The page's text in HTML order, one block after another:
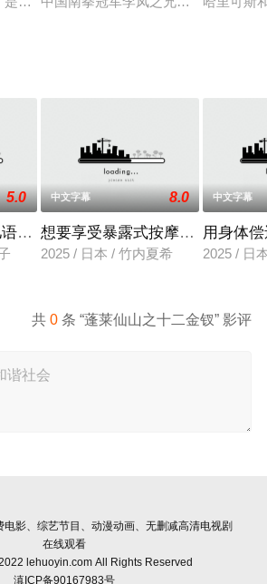
5.0
让人超兴奋
中文字幕 8.0
想要享受暴露式按摩的已婚女子
2025 / 日本 / 竹内夏希
中文字幕
用身体
2025 / 日
共0 条 “蓬莱仙山之十二金钗” 影评
电影、综艺节目、动漫动画、无删减高清电视剧
在线观看
lehuoyin.com All Rights Reserved
滇ICP备90167983号